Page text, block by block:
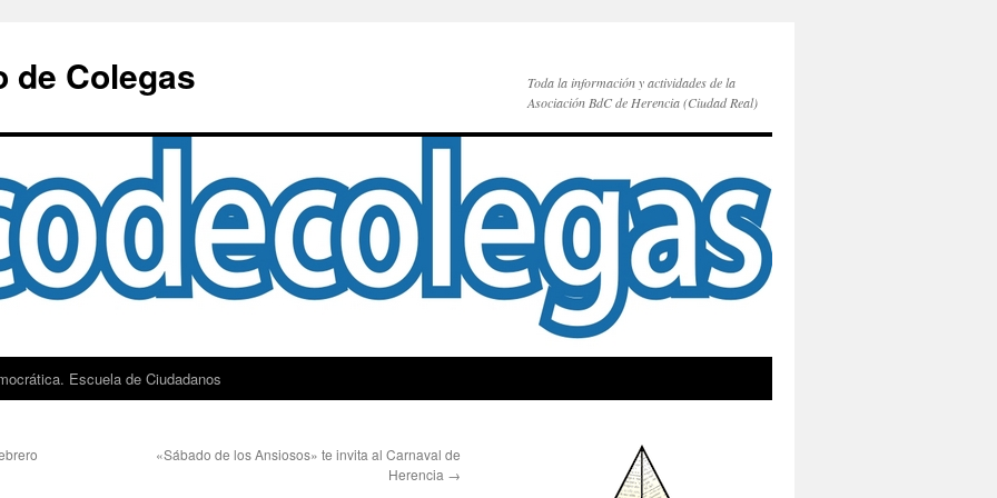
de Colegas
Toda la información y actividades de la
Asociación BdC de Herencia (Ciudad Real)
Escuela de Ciudadanos
«Sábado de los Ansiosos» te invita al Carnaval de
Herencia →